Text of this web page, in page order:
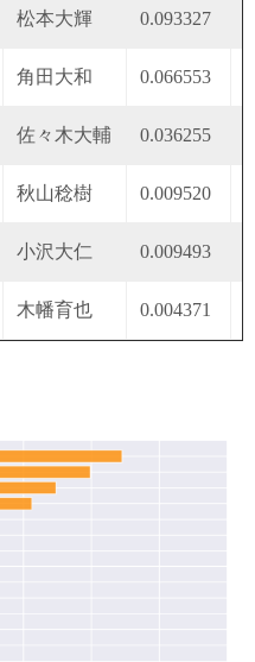
松本大輝 0.093327
角田大和 0.066553
佐々木大輔 0.036255
秋山稔樹 0.009520
小沢大仁 0.009493
木幡育也 0.004371